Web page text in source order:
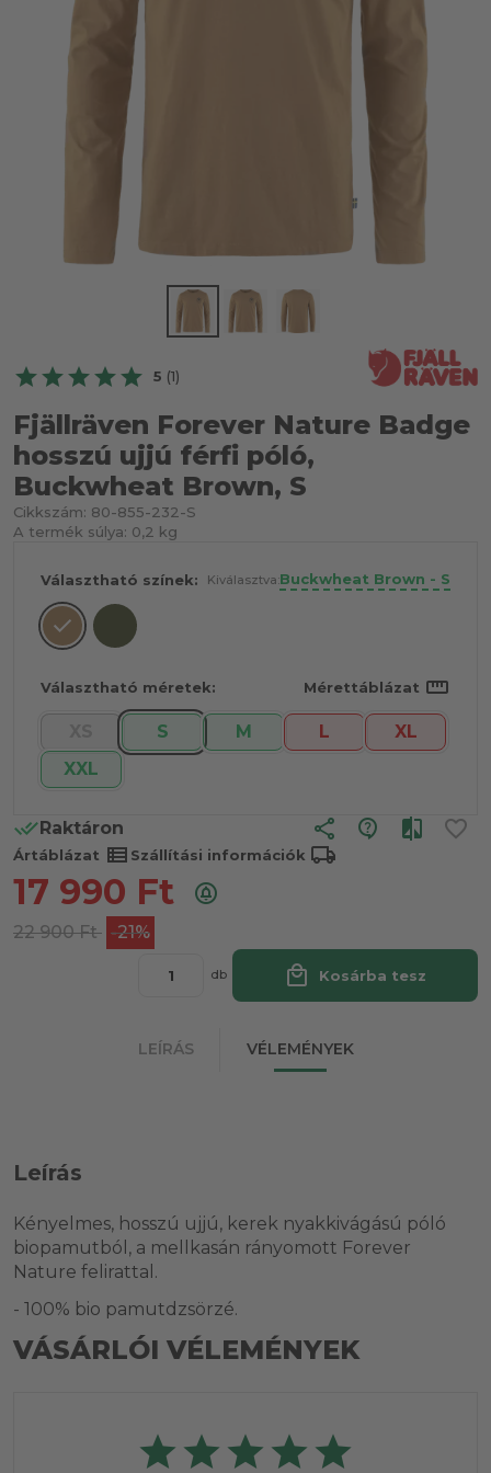
5 (1)
Fjällräven Forever Nature Badge
hosszú ujjú férfi póló,
Buckwheat Brown, S
Cikkszám: 80-855-232-S
A termék súlya: 0,2 kg
Választható színek: Kiválasztva:Buckwheat Brown - S
Választható méretek: Mérettáblázat straighten
S M L
XL
XXL
Raktáron share
Ártáblázat view_list Szállítási információk local_shipping
17 990 Ft
22 900 Ft -21%
db local_mall Kosárba tesz
LEÍRÁS VÉLEMÉNYEK
Leírás
Kényelmes, hosszú ujjú, kerek nyakkivágású póló
biopamutból, a mellkasán rányomott Forever
Nature felirattal.
- 100% bio pamutdzsörzé.
VÁSÁRLÓI VÉLEMÉNYEK